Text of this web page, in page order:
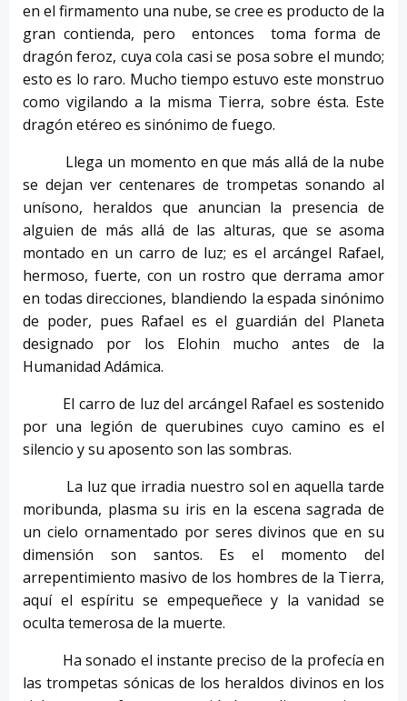
en el firmamento una nube, se cree es producto de la
gran contienda, pero entonces toma forma de
dragón feroz, cuya cola casi se posa sobre el mundo;
esto es lo raro. Mucho tiempo estuvo este monstruo
como vigilando a la misma Tierra, sobre ésta. Este
dragón etéreo es sinónimo de fuego.
Llega un momento en que más allá de la nube
se dejan ver centenares de trompetas sonando al
unísono, heraldos que anuncian la presencia de
alguien de más allá de las alturas, que se asoma
montado en un carro de luz; es el arcángel Rafael,
hermoso, fuerte, con un rostro que derrama amor
en todas direcciones, blandiendo la espada sinónimo
de poder, pues Rafael es el guardián del Planeta
designado por los Elohin mucho antes de la
Humanidad Adámica.
El carro de luz del arcángel Rafael es sostenido
por una legión de querubines cuyo camino es el
silencio y su aposento son las sombras.
La luz que irradia nuestro sol en aquella tarde
moribunda, plasma su iris en la escena sagrada de
un cielo ornamentado por seres divinos que en su
dimensión son santos. Es el momento del
arrepentimiento masivo de los hombres de la Tierra,
aquí el espíritu se empequeñece y la vanidad se
oculta temerosa de la muerte.
Ha sonado el instante preciso de la profecía en
las trompetas sónicas de los heraldos divinos en los